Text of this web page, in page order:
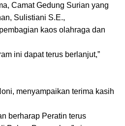
Camat Gedung Surian yang
Sulistiani S.E.,
kaos olahraga dan
ini dapat terus berlanjut,”
menyampaikan terima kasih
berharap Peratin terus